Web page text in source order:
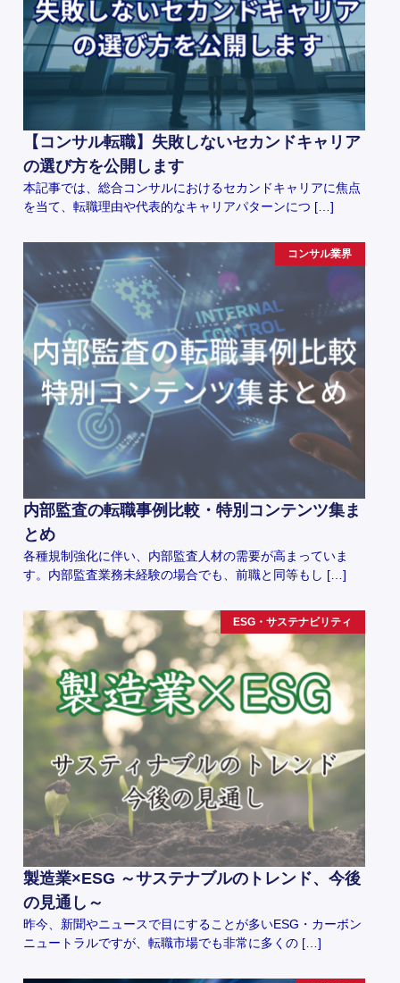
【コンサル転職】失敗しないセカンドキャリア
の選び方を公開します
本記事では、総合コンサルにおけるセカンドキャリアに焦点
を当て、転職理由や代表的なキャリアパターンにつ […]
コンサル業界
内部監査の転職事例比較・特別コンテンツ集ま
とめ
各種規制強化に伴い、内部監査人材の需要が高まっていま
す。内部監査業務未経験の場合でも、前職と同等もし […]
ESG・サステナビリティ
製造業×ESG ～サステナブルのトレンド、今後
の見通し～
昨今、新聞やニュースで目にすることが多いESG・カーボン
ニュートラルですが、転職市場でも非常に多くの […]